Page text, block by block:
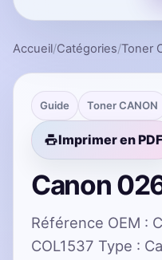
Accueil/Catégories/Toner
Guide Toner CANON
Imprimer en PDF
Canon
Référence OEM :
COL1537 Type :